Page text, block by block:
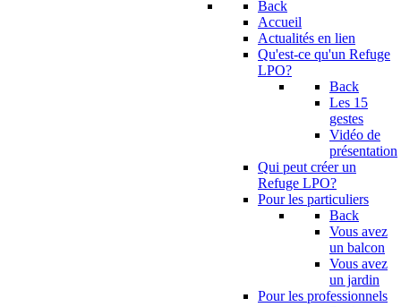
Back
Accueil
Actualités en lien
Qu'est-ce qu'un Refuge
LPO?
Back
Les 15
gestes
Vidéo de
présentation
Qui peut créer un
Refuge LPO?
Pour les particuliers
Back
Vous avez
un balcon
Vous avez
un jardin
Pour les professionnels